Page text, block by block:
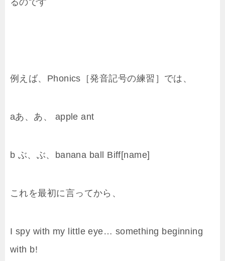
るのです
例えば、Phonics［発音記号の練習］では、
aあ、あ、 apple ant
b ぶ、ぶ、banana ball Biff[name]
これを最初に言ってから、
I spy with my little eye… something beginning
with b!